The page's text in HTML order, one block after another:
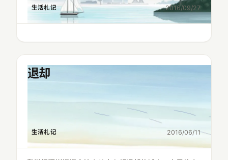
生活札记 2016/09/27
退却
生活札记 2016/06/11